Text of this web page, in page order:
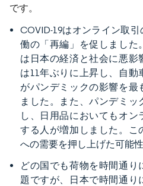
です。
COVID-19はオンライン取
働の「再編」を促しました
は日本の経済と社会に悪
は11年ぶりに上昇し、自
がパンデミックの影響を最
ました。また、パンデミ
し、日用品においてもオ
する人が増加しました。こ
への需要を押し上げた可能性
どの国でも荷物を時間通
題ですが、日本で時間通